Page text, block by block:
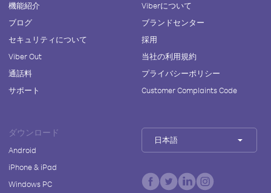
機能紹介
ブログ
セキュリティについて
Viber Out
通話料
サポート
Viberについて
ブランドセンター
採用
当社の利用規約
プライバシーポリシー
Customer Complaints Code
ダウンロード
Android
iPhone & iPad
Windows PC
日本語